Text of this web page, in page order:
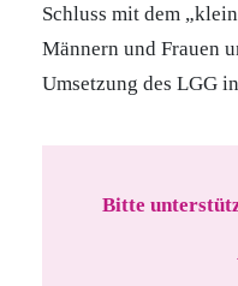
Schluss mit dem
Männern und Frauen
Umsetzung des LGG
Bitte